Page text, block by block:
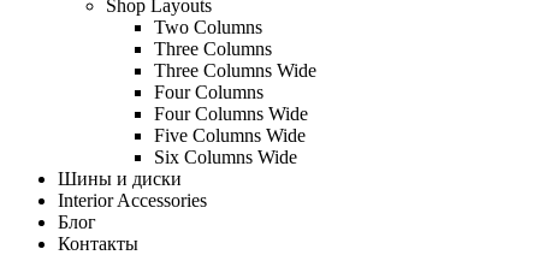
Shop Layouts
Two Columns
Three Columns
Three Columns Wide
Four Columns
Four Columns Wide
Five Columns Wide
Six Columns Wide
Шины и диски
Interior Accessories
Блог
Контакты